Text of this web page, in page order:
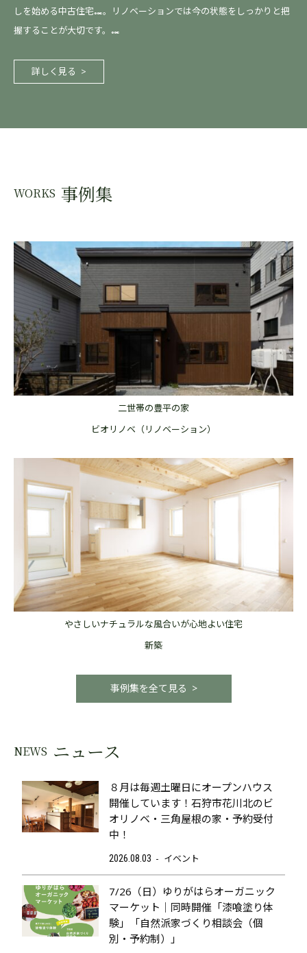
しを始める中古住宅…。リノベーションでは今の状態をしっかりと把
握することが大切です。…
詳しく見る
WORKS 事例集
二世帯の豊平の家
ビオリノベ（リノベーション）
やさしいナチュラルな風合いが心地よい住宅
新築
事例集を全て見る
NEWS ニュース
８月は毎週土曜日にオープンハウス
開催しています！石狩市花川北のビ
オリノベ・三角屋根の家・予約受付
中！
2026.08.03 イベント
7/26（日）ゆりがはらオーガニック
マーケット｜同時開催「漆喰塗り体
験」「自然派家づくり相談会（個
別・予約制）」